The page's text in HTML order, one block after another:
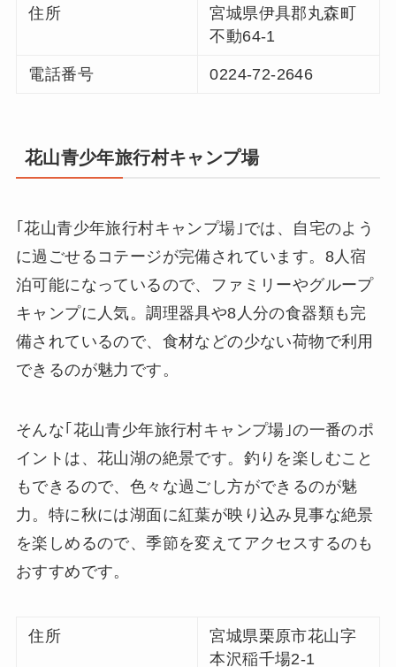
住所
宮城県伊具郡丸森町
不動64-1
電話番号 0224-72-2646
花山青少年旅行村キャンプ場
｢花山青少年旅行村キャンプ場｣では、自宅のよう
に過ごせるコテージが完備されています。8人宿
泊可能になっているので、ファミリーやグループ
キャンプに人気。調理器具や8人分の食器類も完
備されているので、食材などの少ない荷物で利用
できるのが魅力です。
そんな｢花山青少年旅行村キャンプ場｣の一番のポ
イントは、花山湖の絶景です。釣りを楽しむこと
もできるので、色々な過ごし方ができるのが魅
力。特に秋には湖面に紅葉が映り込み見事な絶景
を楽しめるので、季節を変えてアクセスするのも
おすすめです。
住所
宮城県栗原市花山字
本沢稲千場2-1